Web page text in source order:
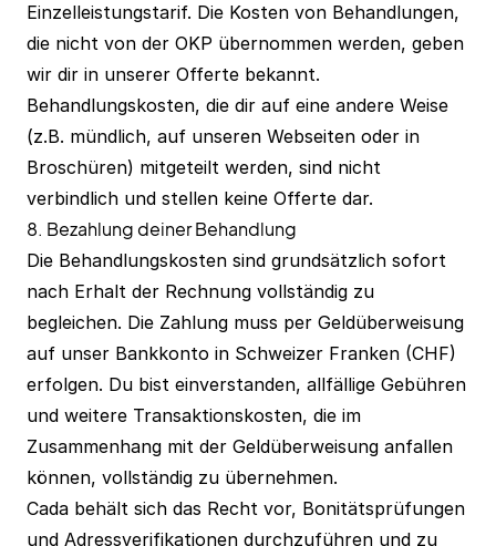
Einzelleistungstarif. Die Kosten von Behandlungen,
die nicht von der OKP übernommen werden, geben
wir dir in unserer Offerte bekannt.
Behandlungskosten, die dir auf eine andere Weise
(z.B. mündlich, auf unseren Webseiten oder in
Broschüren) mitgeteilt werden, sind nicht
verbindlich und stellen keine Offerte dar.
8. Bezahlung deiner Behandlung
Die Behandlungskosten sind grundsätzlich sofort
nach Erhalt der Rechnung vollständig zu
begleichen. Die Zahlung muss per Geldüberweisung
auf unser Bankkonto in Schweizer Franken (CHF)
erfolgen. Du bist einverstanden, allfällige Gebühren
und weitere Transaktionskosten, die im
Zusammenhang mit der Geldüberweisung anfallen
können, vollständig zu übernehmen.
Cada behält sich das Recht vor, Bonitätsprüfungen
und Adressverifikationen durchzuführen und zu